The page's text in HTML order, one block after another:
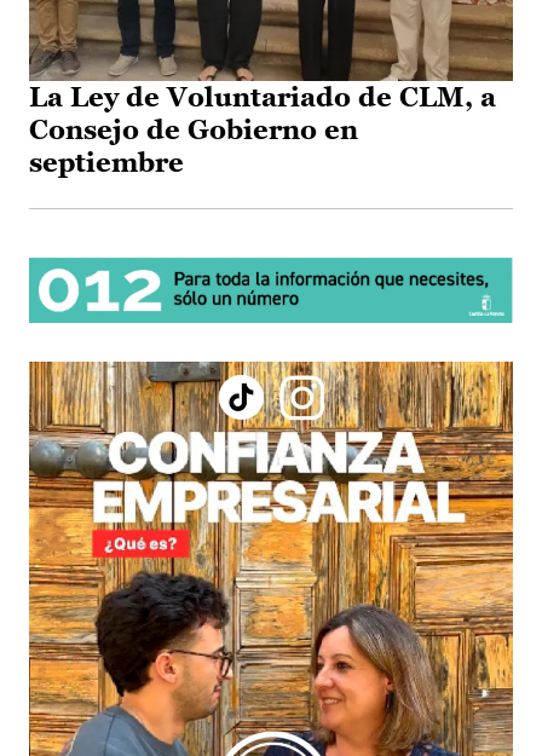
La Ley de Voluntariado de CLM, a
Consejo de Gobierno en
septiembre